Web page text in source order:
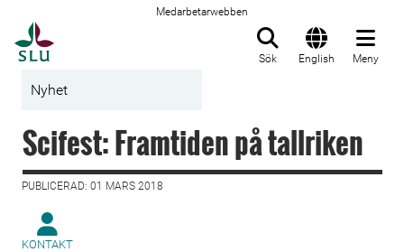
Medarbetarwebben
Sök English Meny
Nyhet
Scifest: Framtiden på tallriken
PUBLICERAD: 01 MARS 2018
KONTAKT